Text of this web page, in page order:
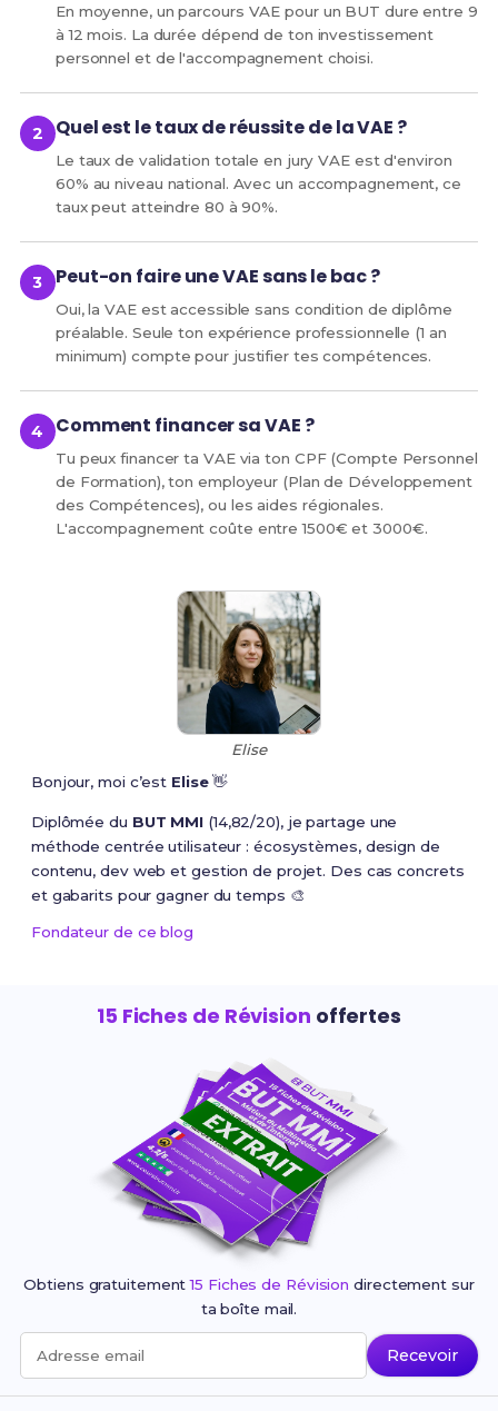
En moyenne, un parcours VAE pour un BUT dure entre 9
à 12 mois. La durée dépend de ton investissement
personnel et de l'accompagnement choisi.
Quel est le taux de réussite de la VAE ?
Le taux de validation totale en jury VAE est d'environ
60% au niveau national. Avec un accompagnement, ce
taux peut atteindre 80 à 90%.
Peut-on faire une VAE sans le bac ?
Oui, la VAE est accessible sans condition de diplôme
préalable. Seule ton expérience professionnelle (1 an
minimum) compte pour justifier tes compétences.
Comment financer sa VAE ?
Tu peux financer ta VAE via ton CPF (Compte Personnel
de Formation), ton employeur (Plan de Développement
des Compétences), ou les aides régionales.
L'accompagnement coûte entre 1500€ et 3000€.
Elise
Bonjour, moi c’est Elise👋
Diplômée du BUT MMI (14,82/20), je partage une
méthode centrée utilisateur : écosystèmes, design de
contenu, dev web et gestion de projet. Des cas concrets
et gabarits pour gagner du temps 🎨
Fondateur de ce blog
15 Fiches de Révision offertes
Obtiens gratuitement15 Fiches de Révision directement sur
ta boîte mail.
Adresse email Recevoir